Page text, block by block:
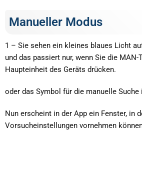
Manueller Modus
1 – Sie sehen ein kleines blaues Licht
und das passiert nur, wenn Sie die MAN-
Haupteinheit des Geräts drücken.
oder das Symbol für die manuelle Suche
Nun erscheint in der App ein Fenster, in
Vorsucheinstellungen vornehmen